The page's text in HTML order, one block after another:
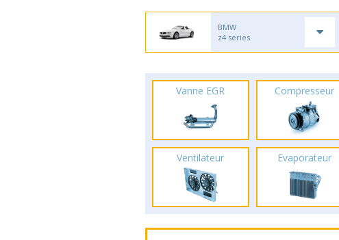
BMW
z4 series
Vanne EGR Compresseur
Ventilateur Evaporateur